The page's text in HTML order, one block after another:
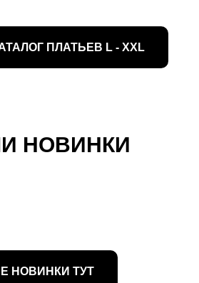
ПЛАТЬЕВ L - XXL
НОВИНКИ
НОВИНКИ ТУТ